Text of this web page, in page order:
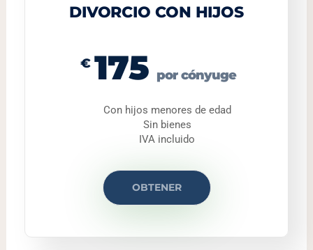
DIVORCIO CON HIJOS
€ 175 por cónyuge
Con hijos menores de edad
Sin bienes
IVA incluido
OBTENER